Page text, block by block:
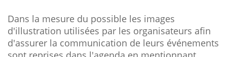
Dans la mesure du possible les images
d'illustration utilisées par les organisateurs afin
d'assurer la communication de leurs événements